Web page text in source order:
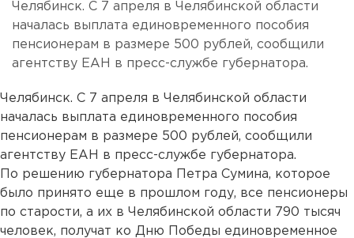
Челябинск. С 7 апреля в Челябинской области
началась выплата единовременного пособия
пенсионерам в размере 500 рублей, сообщили
агентству ЕАН в пресс-службе губернатора.
Челябинск. С 7 апреля в Челябинской области
началась выплата единовременного пособия
пенсионерам в размере 500 рублей, сообщили
агентству ЕАН в пресс-службе губернатора.
По решению губернатора Петра Сумина, которое
было принято еще в прошлом году, все пенсионеры
по старости, а их в Челябинской области 790 тысяч
человек, получат ко Дню Победы единовременное